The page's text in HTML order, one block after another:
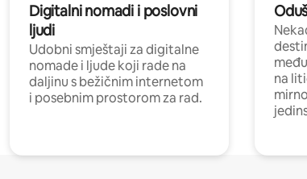
Digitalni nomadi i poslovni
ljudi
Udobni smještaji za digitalne
nomade i ljude koji rade na
daljinu s bežičnim internetom
i posebnim prostorom za rad.
na